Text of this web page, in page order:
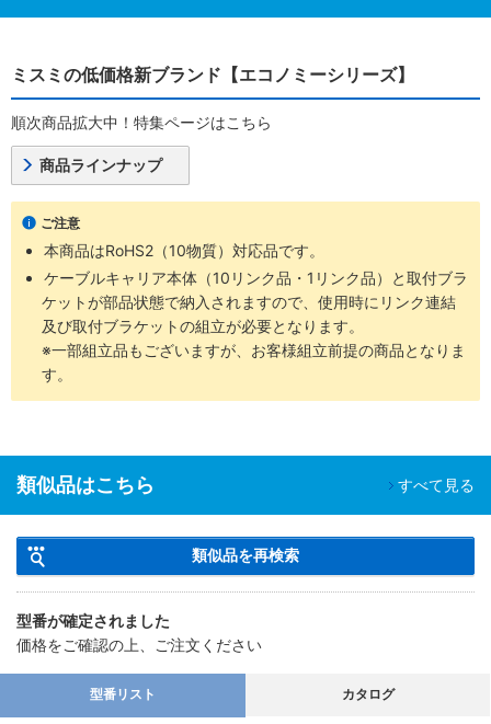
ミスミの低価格新ブランド【エコノミーシリーズ】
順次商品拡大中！特集ページはこちら
商品ラインナップ
ご注意
本商品はRoHS2（10物質）対応品です。
ケーブルキャリア本体（10リンク品・1リンク品）と取付ブラ
ケットが部品状態で納入されますので、使用時にリンク連結
及び取付ブラケットの組立が必要となります。
※一部組立品もございますが、お客様組立前提の商品となりま
す。
類似品はこちら すべて見る
類似品を再検索
型番が確定されました
価格をご確認の上、ご注文ください
型番リスト カタログ